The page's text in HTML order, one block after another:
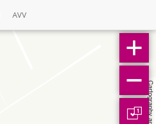
AVV
1